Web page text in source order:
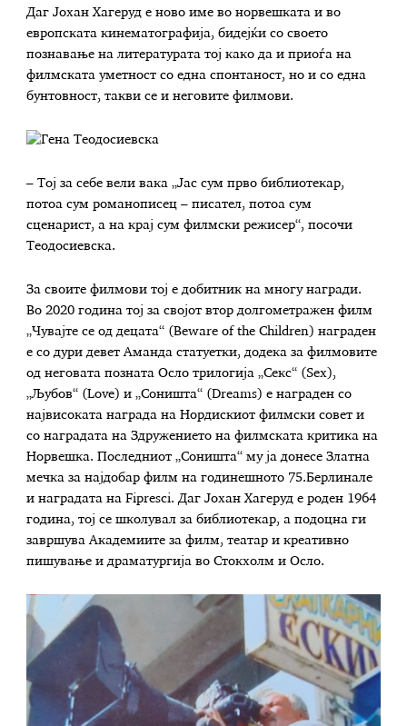
Даг Јохан Хагеруд е ново име во норвешката и во
европската кинематографија, бидејќи со своето
познавање на литературата тој како да и приоѓа на
филмската уметност со една спонтаност, но и со една
бунтовност, такви се и неговите филмови.
– Тој за себе вели вака „Јас сум прво библиотекар,
потоа сум романописец – писател, потоа сум
сценарист, а на крај сум филмски режисер“, посочи
Теодосиевска.
За своите филмови тој е добитник на многу награди.
Во 2020 година тој за својот втор долгометражен филм
„Чувајте се од децата“ (Beware of the Children) награден
е со дури девет Аманда статуетки, додека за филмовите
од неговата позната Осло трилогија „Секс“ (Sex),
„Љубов“ (Love) и „Соништа“ (Dreams) е награден со
највисоката награда на Нордискиот филмски совет и
со наградата на Здружението на филмската критика на
Норвешка. Последниот „Соништа“ му ја донесе Златна
мечка за најдобар филм на годинешното 75.Берлинале
и наградата на Fipresci. Даг Јохан Хагеруд е роден 1964
година, тој се школувал за библиотекар, а подоцна ги
завршува Академиите за филм, театар и креативно
пишување и драматургија во Стокхолм и Осло.